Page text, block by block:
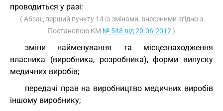
проводиться у разі:
( Абзац перший пункту 14 із змінами, внесеними згідно з
Постановою КМ № 548 від 20.06.2012 )
зміни найменування та місцезнаходження
власника (виробника, розробника), форми випуску
медичних виробів;
передачі прав на виробництво медичних виробів
іншому виробнику;